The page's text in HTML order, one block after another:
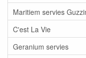
Maritiem servies
C'est La Vie
Geranium servies